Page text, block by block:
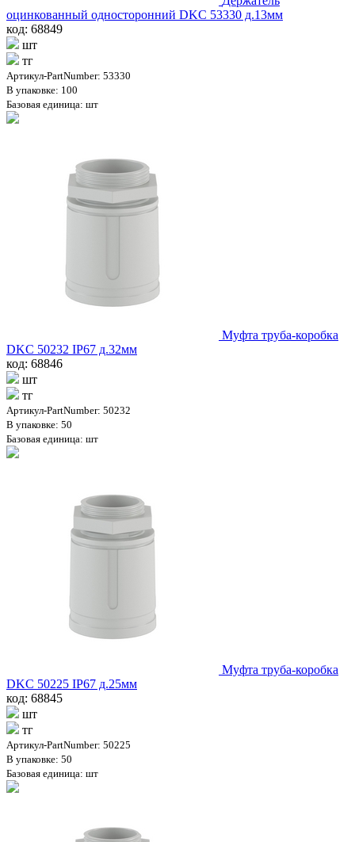
оцинкованный односторонний DKC 53330 д.13мм
код: 68849
шт
тг
Артикул-PartNumber: 53330
В упаковке: 100
Базовая единица: шт
Муфта труба-коробка
DKC 50232 IP67 д.32мм
код: 68846
шт
тг
Артикул-PartNumber: 50232
В упаковке: 50
Базовая единица: шт
Муфта труба-коробка
DKC 50225 IP67 д.25мм
код: 68845
шт
тг
Артикул-PartNumber: 50225
В упаковке: 50
Базовая единица: шт